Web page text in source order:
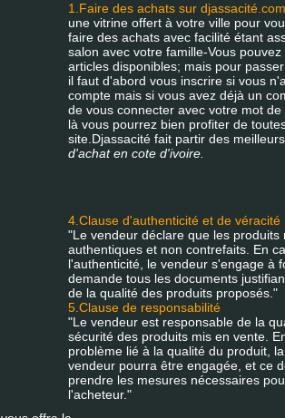
1.Faire des achats sur
une vitrine offert à votre ville pour
faire des achats avec facilité étant
salon avec votre famille-Vous
articles disponibles; mais pour
il faut d'abord vous inscrire si vous
compte mais si vous avez déjà un
de vous connecter avec votre mot
là vous pourrez bien profiter de
site.Djassacité fait partir des meilleurs
d'achat en cote d'ivoire.
4.Clause d'authenticité et de véracité
"Le vendeur déclare que les produits
authentiques et non contrefaits. En
l'authenticité, le vendeur s'engage à
demande tous les documents
de la qualité des produits proposés."
5.Clause de responsabilité
"Le vendeur est responsable de la
sécurité des produits mis en vente.
problème lié à la qualité du produit,
vendeur pourra être engagée, et ce
prendre les mesures nécessaires
l'acheteur."